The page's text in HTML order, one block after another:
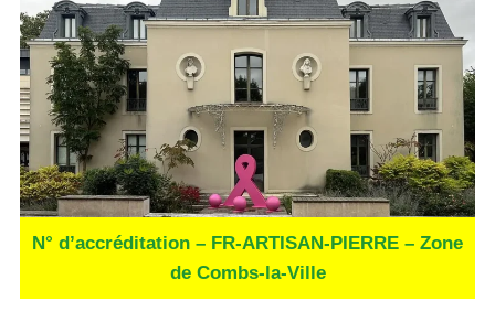
N° d’accréditation – FR-ARTISAN-PIERRE – Zone
de Combs-la-Ville